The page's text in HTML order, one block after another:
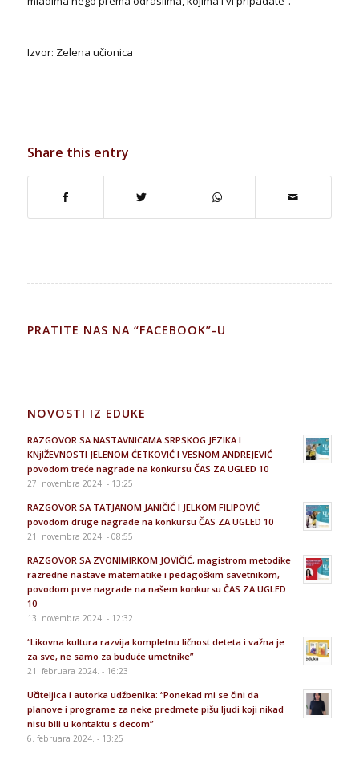
Izvor: Zelena učionica
Share this entry
PRATITE NAS NA “FACEBOOK”-U
NOVOSTI IZ EDUKE
RAZGOVOR SA NASTAVNICAMA SRPSKOG JEZIKA I
KNjIŽEVNOSTI JELENOM ĆETKOVIĆ I VESNOM ANDREJEVIĆ
povodom treće nagrade na konkursu ČAS ZA UGLED 10
27. novembra 2024. - 13:25
RAZGOVOR SA TATJANOM JANIČIĆ I JELKOM FILIPOVIĆ
povodom druge nagrade na konkursu ČAS ZA UGLED 10
21. novembra 2024. - 08:55
RAZGOVOR SA ZVONIMIRKOM JOVIČIĆ, magistrom metodike
razredne nastave matematike i pedagoškim savetnikom,
povodom prve nagrade na našem konkursu ČAS ZA UGLED
10
13. novembra 2024. - 12:32
“Likovna kultura razvija kompletnu ličnost deteta i važna je
za sve, ne samo za buduće umetnike”
21. februara 2024. - 16:23
Učiteljica i autorka udžbenika: “Ponekad mi se čini da
planove i programe za neke predmete pišu ljudi koji nikad
nisu bili u kontaktu s decom”
6. februara 2024. - 13:25